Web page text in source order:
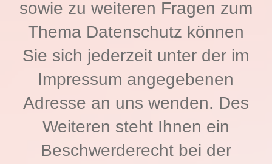
sowie zu weiteren Fragen zum
Thema Datenschutz können
Sie sich jederzeit unter der im
Impressum angegebenen
Adresse an uns wenden. Des
Weiteren steht Ihnen ein
Beschwerderecht bei der